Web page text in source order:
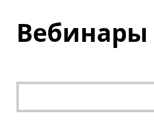
Вебинары